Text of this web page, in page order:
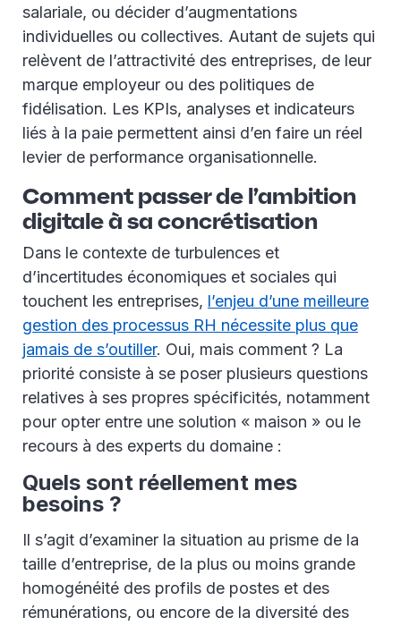
salariale, ou décider d’augmentations
individuelles ou collectives. Autant de sujets qui
relèvent de l’attractivité des entreprises, de leur
marque employeur ou des politiques de
fidélisation. Les KPIs, analyses et indicateurs
liés à la paie permettent ainsi d’en faire un réel
levier de performance organisationnelle.
Comment passer de l’ambition
digitale à sa concrétisation
Dans le contexte de turbulences et
d’incertitudes économiques et sociales qui
touchent les entreprises, l’enjeu d’une meilleure
gestion des processus RH nécessite plus que
jamais de s’outiller. Oui, mais comment ? La
priorité consiste à se poser plusieurs questions
relatives à ses propres spécificités, notamment
pour opter entre une solution « maison » ou le
recours à des experts du domaine :
Quels sont réellement mes
besoins ?
Il s’agit d’examiner la situation au prisme de la
taille d’entreprise, de la plus ou moins grande
homogénéité des profils de postes et des
rémunérations, ou encore de la diversité des